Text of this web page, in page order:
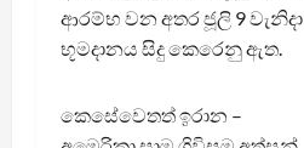
ආරම්භ වන අතර ජූලි 9 වැනිදා
භූමදානය සිදු කෙරෙනු ඇත.
කෙසේවෙතත් ඉරාන –